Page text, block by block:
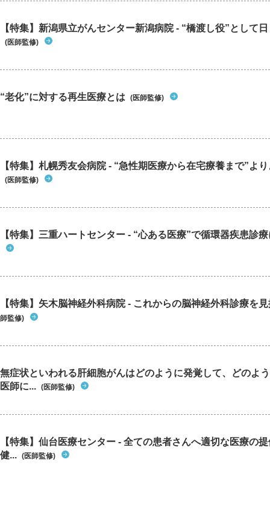
【特集】新潟県立がんセンター新潟病院 - “橋渡し役”として
(医師監修)
“老化”に対する再生医療とは (医師監修)
【特集】札幌秀友会病院 - “急性期医療から在宅療養まで”よ
(医師監修)
【特集】三重ハートセンター - “心ある医療”で循環器疾患診
【特集】矢木脳神経外科病院 - これからの脳神経外科診療を
師監修)
無症状といわれる肝細胞がんはどのように発覚して、どのよ
医師に... (医師監修)
【特集】仙台医療センター - 全ての患者さんへ適切な医療の
健... (医師監修)